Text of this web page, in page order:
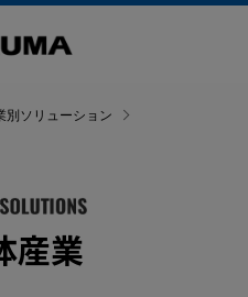
別ソリューション
産業